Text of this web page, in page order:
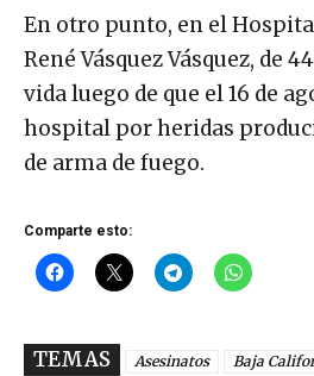
En otro punto, en el
René Vásquez Vásquez, de
vida luego de que el 16 de
hospital por heridas
de arma de fuego.
Comparte esto:
TEMAS Asesinatos Baja